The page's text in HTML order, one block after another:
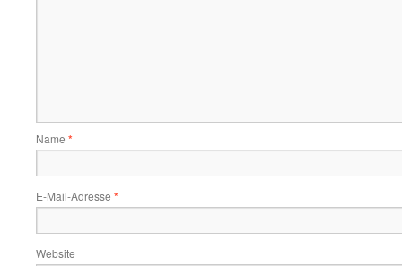
Name *
E-Mail-Adresse *
Website